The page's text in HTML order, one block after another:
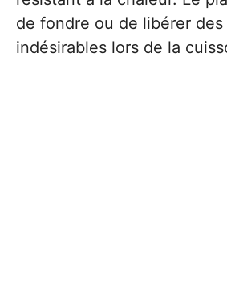
de fondre ou de libérer
indésirables lors de la